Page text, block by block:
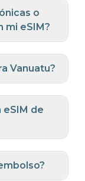
o
mi eSIM?
Vanuatu?
eSIM de